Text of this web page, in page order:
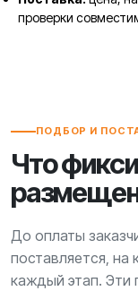
проверки
ПОДБОР И
Что
До оплаты
поставляется, на
каждый этап. Эти